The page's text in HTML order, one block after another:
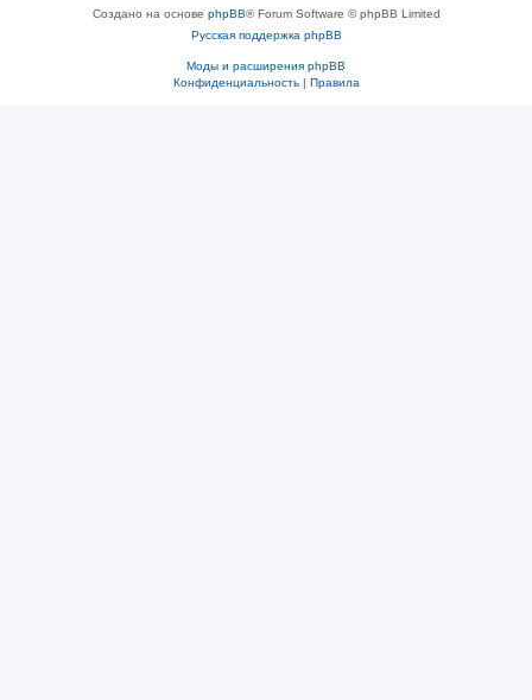
Создано на основе phpBB® Forum Software © phpBB Limited
Русская поддержка phpBB
Моды и расширения phpBB
Конфиденциальность| Правила